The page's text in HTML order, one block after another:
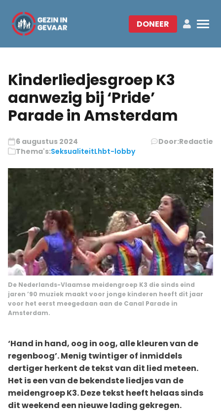
DONEER
Kinderliedjesgroep K3
aanwezig bij ‘Pride’
Parade in Amsterdam
6 augustus 2024 Door:Redactie
Thema's:SeksualiteitLhbt-lobby
De Nederlands-Vlaamse meidengroep K3 die sinds eind
jaren ’90 muziek maakt voor jonge kinderen heeft dit jaar
voor het eerst meegedaan aan de Canal Parade in
Amsterdam.
‘Hand in hand, oog in oog, alle kleuren van de
regenboog’. Menig twintiger of inmiddels
dertiger herkent de tekst van dit lied meteen.
Het is een van de bekendste liedjes van de
meidengroep K3. Deze tekst heeft helaas sinds
dit weekend een nieuwe lading gekregen.